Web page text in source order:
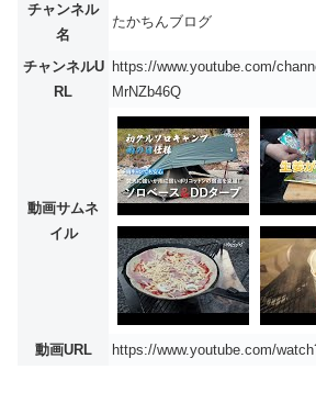
チャンネル
名
たかちんブログ
チャンネルU
RL
https://www.youtube.com/
MrNZb46Q
動画サムネ
イル
動画URL https://www.youtube.com/